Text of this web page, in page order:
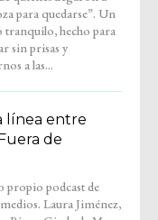
a las...
línea entre
de